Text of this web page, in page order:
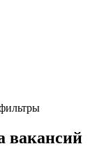
вакансий